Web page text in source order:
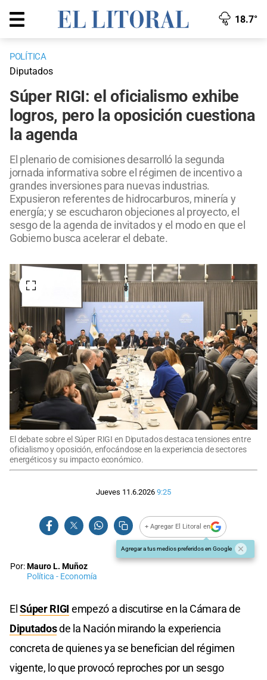
18.7°
POLÍTICA
Diputados
Súper RIGI: el oficialismo exhibe
logros, pero la oposición cuestiona
la agenda
El plenario de comisiones desarrolló la segunda
jornada informativa sobre el régimen de incentivo a
grandes inversiones para nuevas industrias.
Expusieron referentes de hidrocarburos, minería y
energía; y se escucharon objeciones al proyecto, el
sesgo de la agenda de invitados y el modo en que el
Gobierno busca acelerar el debate.
El debate sobre el Súper RIGI en Diputados destaca tensiones entre
oficialismo y oposición, enfocándose en la experiencia de sectores
energéticos y su impacto económico.
Jueves 11.6.2026 9:25
+ Agregar El Litoral en
Agregar a tus medios preferidos en Google
Por:Mauro L. Muñoz
Política - Economía
ElSúper RIGI empezó a discutirse en la Cámara de
Diputadosde la Nación mirando la experiencia
concreta de quienes ya se benefician del régimen
vigente, lo que provocó reproches por un sesgo